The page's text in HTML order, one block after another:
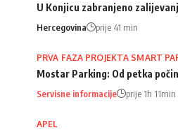
U Konjicu zabranjeno
Hercegovina prije 41 min
PRVA FAZA PROJEKTA SMART
Mostar Parking: Od petka
Servisne informacije prije 1h 11min
APEL